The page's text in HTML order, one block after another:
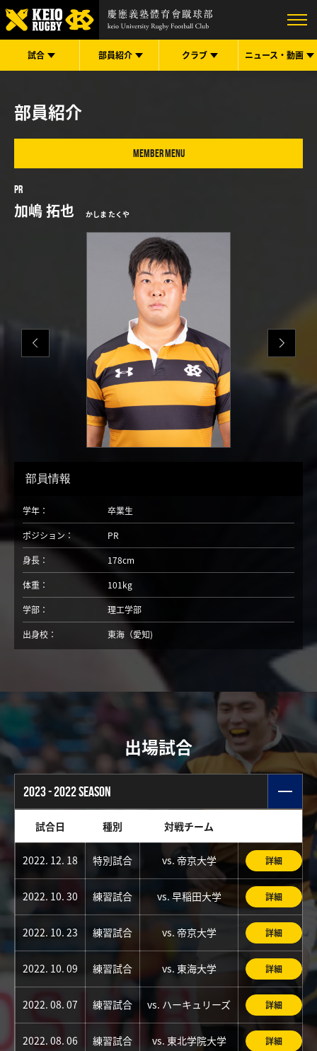
試合 部員紹介 クラブ ニュース・ 動画
部員紹介
MEMBER MENU
PR
加嶋 拓也 かしま たくや
部員情報
学年：
卒業生
ポジション：
PR
身長：
178cm
体重：
101kg
学部：
理工学部
出身校：
東海（愛知)
出場試合
2023 - 2022 SEASON
試合日 種別 対戦チーム
2022. 12. 18 特別試合 vs. 帝京大学 詳細
2022. 10. 30 練習試合 vs. 早稲田大学 詳細
2022. 10. 23 練習試合 vs. 帝京大学 詳細
2022. 10. 09 練習試合 vs. 東海大学 詳細
2022. 08. 07 練習試合 vs. ハーキュリーズ 詳細
2022. 08. 06 練習試合 vs. 東北学院大学 詳細